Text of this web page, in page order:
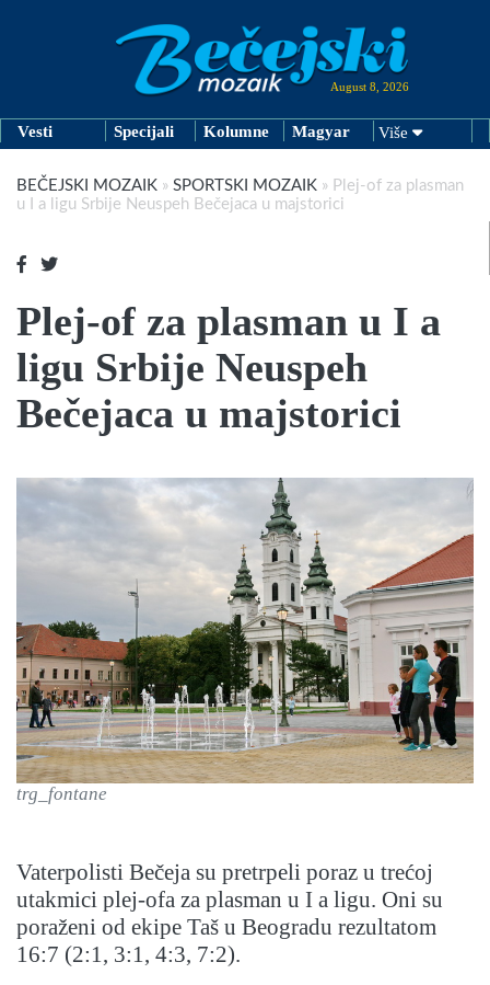
August 8, 2026
Vesti Specijali Kolumne Magyar Više
BEČEJSKI MOZAIK » SPORTSKI MOZAIK » Plej-of za plasman
u I a ligu Srbije Neuspeh Bečejaca u majstorici
Plej-of za plasman u I a
ligu Srbije Neuspeh
Bečejaca u majstorici
trg_fontane
Vaterpolisti Bečeja su pretrpeli poraz u trećoj
utakmici plej-ofa za plasman u I a ligu. Oni su
poraženi od ekipe Taš u Beogradu rezultatom
16:7 (2:1, 3:1, 4:3, 7:2).